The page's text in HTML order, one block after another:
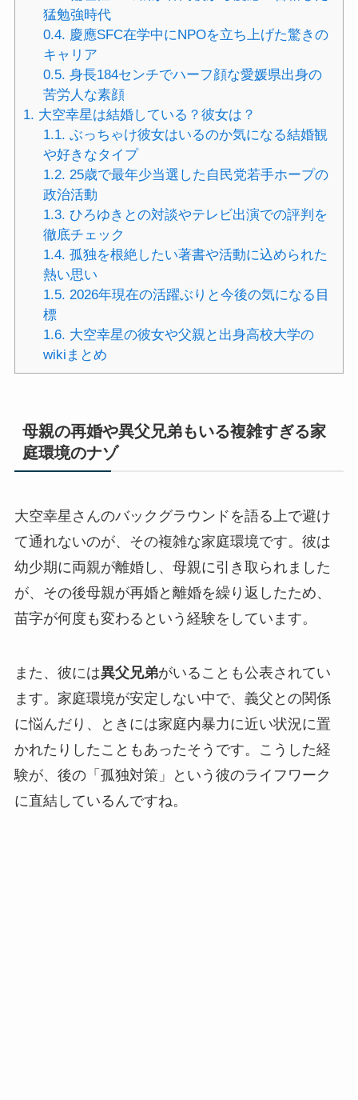
猛勉強時代
0.4. 慶應SFC在学中にNPOを立ち上げた驚きの
キャリア
0.5. 身長184センチでハーフ顔な愛媛県出身の
苦労人な素顔
1. 大空幸星は結婚している？彼女は？
1.1. ぶっちゃけ彼女はいるのか気になる結婚観
や好きなタイプ
1.2. 25歳で最年少当選した自民党若手ホープの
政治活動
1.3. ひろゆきとの対談やテレビ出演での評判を
徹底チェック
1.4. 孤独を根絶したい著書や活動に込められた
熱い思い
1.5. 2026年現在の活躍ぶりと今後の気になる目
標
1.6. 大空幸星の彼女や父親と出身高校大学の
wikiまとめ
母親の再婚や異父兄弟もいる複雑すぎる家
庭環境のナゾ
大空幸星さんのバックグラウンドを語る上で避け
て通れないのが、その複雑な家庭環境です。彼は
幼少期に両親が離婚し、母親に引き取られました
が、その後母親が再婚と離婚を繰り返したため、
苗字が何度も変わるという経験をしています。
また、彼には異父兄弟がいることも公表されてい
ます。家庭環境が安定しない中で、義父との関係
に悩んだり、ときには家庭内暴力に近い状況に置
かれたりしたこともあったそうです。こうした経
験が、後の「孤独対策」という彼のライフワーク
に直結しているんですね。